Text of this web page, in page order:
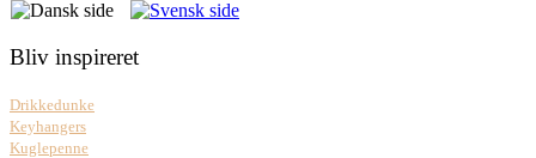
Bliv inspireret
Drikkedunke
Keyhangers
Kuglepenne